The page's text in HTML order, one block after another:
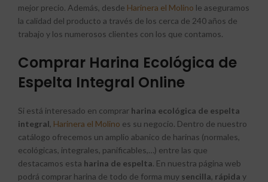
mejor precio. Además, desde Harinera el Molino le aseguramos
la calidad del producto a través de los cerca de 240 años de
trabajo y los numerosos clientes con los que contamos.
Comprar Harina Ecológica de
Espelta Integral Online
Si está interesado en comprar harina ecológica de espelta
integral, Harinera el Molino es su negocio. Dentro de nuestro
catálogo ofrecemos un amplio abanico de harinas (normales,
ecológicas, integrales, panificables,…) entre las que
destacamos esta harina de espelta. En nuestra página web
podrá comprar harina de todo de forma muy sencilla, rápida y